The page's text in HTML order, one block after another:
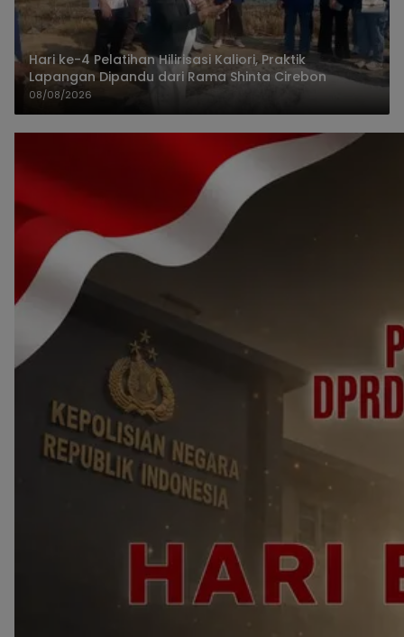
Hari ke-4 Pelatihan Hilirisasi Kaliori, Praktik
Lapangan Dipandu dari Rama Shinta Cirebon
08/08/2026